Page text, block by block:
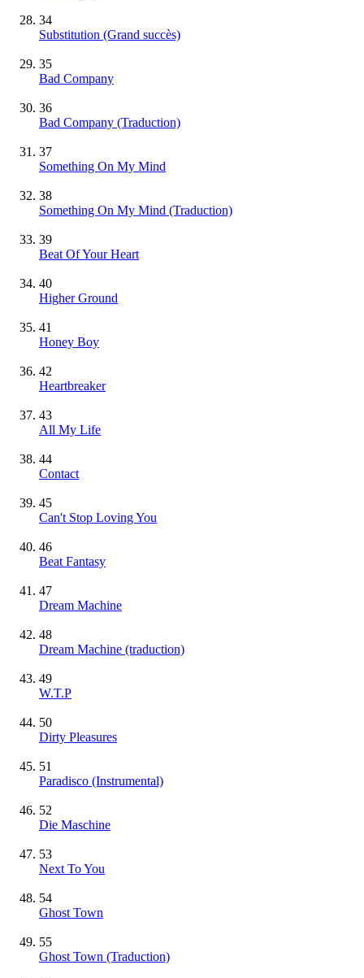
34
Substitution (Grand succès)
35
Bad Company
36
Bad Company (Traduction)
37
Something On My Mind
38
Something On My Mind (Traduction)
39
Beat Of Your Heart
40
Higher Ground
41
Honey Boy
42
Heartbreaker
43
All My Life
44
Contact
45
Can't Stop Loving You
46
Beat Fantasy
47
Dream Machine
48
Dream Machine (traduction)
49
W.T.P
50
Dirty Pleasures
51
Paradisco (Instrumental)
52
Die Maschine
53
Next To You
54
Ghost Town
55
Ghost Town (Traduction)